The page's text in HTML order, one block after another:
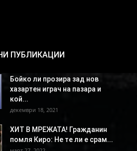
ПУБЛИКАЦИИ
Бойко ли прозира зад нов
хазартен играч на пазара и
кой...
декември 18, 2021
ХИТ В МРЕЖАТА! Гражданин
помля Киро: Не те ли е срам...